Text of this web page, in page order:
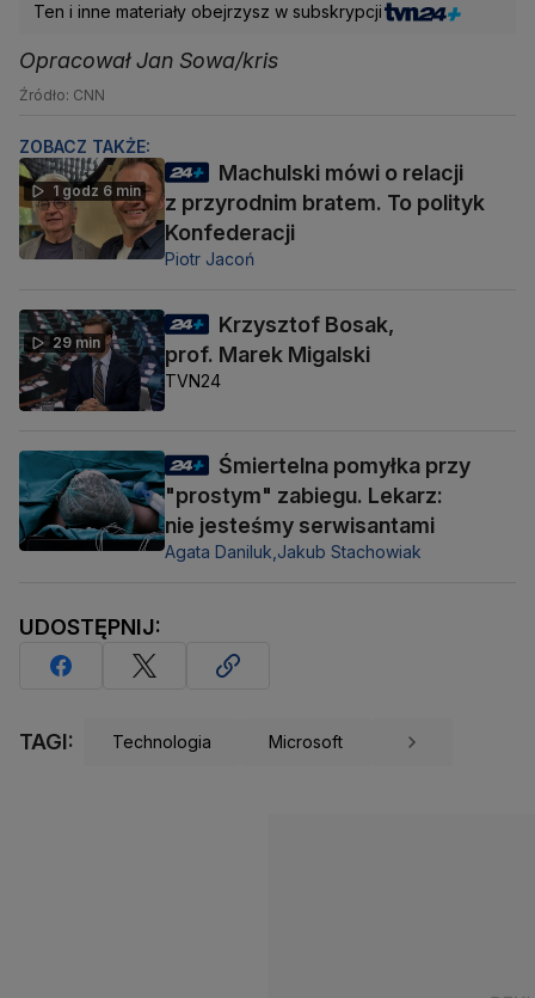
Ten i inne materiały obejrzysz w subskrypcji
Opracował Jan Sowa/kris
Źródło: CNN
ZOBACZ TAKŻE:
1 godz 6 min
Machulski mówi o relacji
z przyrodnim bratem. To polityk
Konfederacji
Piotr Jacoń
29 min
Krzysztof Bosak,
prof. Marek Migalski
TVN24
Śmiertelna pomyłka przy
"prostym" zabiegu. Lekarz:
nie jesteśmy serwisantami
Agata Daniluk, Jakub Stachowiak
UDOSTĘPNIJ:
TAGI: Technologia Microsoft